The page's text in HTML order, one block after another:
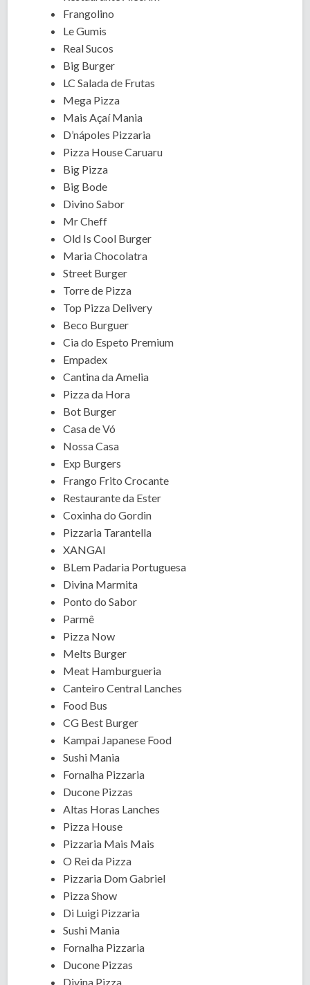
Frangolino
Le Gumis
Real Sucos
Big Burger
LC Salada de Frutas
Mega Pizza
Mais Açaí Mania
D’nápoles Pizzaria
Pizza House Caruaru
Big Pizza
Big Bode
Divino Sabor
Mr Cheff
Old Is Cool Burger
Maria Chocolatra
Street Burger
Torre de Pizza
Top Pizza Delivery
Beco Burguer
Cia do Espeto Premium
Empadex
Cantina da Amelia
Pizza da Hora
Bot Burger
Casa de Vó
Nossa Casa
Exp Burgers
Frango Frito Crocante
Restaurante da Ester
Coxinha do Gordin
Pizzaria Tarantella
XANGAI
BLem Padaria Portuguesa
Divina Marmita
Ponto do Sabor
Parmê
Pizza Now
Melts Burger
Meat Hamburgueria
Canteiro Central Lanches
Food Bus
CG Best Burger
Kampai Japanese Food
Sushi Mania
Fornalha Pizzaria
Ducone Pizzas
Altas Horas Lanches
Pizza House
Pizzaria Mais Mais
O Rei da Pizza
Pizzaria Dom Gabriel
Pizza Show
Di Luigi Pizzaria
Sushi Mania
Fornalha Pizzaria
Ducone Pizzas
Divina Pizza